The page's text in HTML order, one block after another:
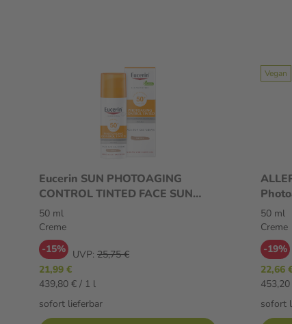
Eucerin SUN PHOTOAGING
CONTROL TINTED FACE SUN
GEL-CREME MITTEL LSF 50+ 50
ml Creme
50 ml
Creme
-15% UVP: 25,75 €
21,99 €
439,80 € / 1 l
sofort lieferbar
Vegan
50 ml
Creme
-19%
22,66
sofort